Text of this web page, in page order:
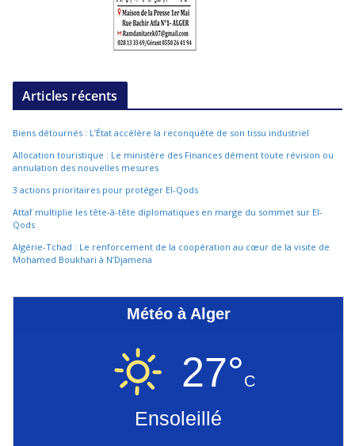
Articles récents
Biens détournés : L’État accélère la reconquête de son tissu industriel
Allocation touristique : Le ministère des Finances dément toute révision ou
annulation des nouvelles mesures
3 actions prioritaires pour protéger El-Qods
Attaf multiplie les tête-à-tête diplomatiques en marge du sommet sur El-
Qods
Algérie-Tchad : Le renforcement de la coopération au cœur de la visite de
Mohamed Boukhari à N’Djamena
Météo à Alger
27°C
Ensoleillé